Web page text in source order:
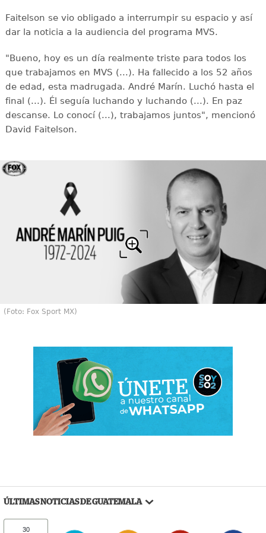
Faitelson se vio obligado a interrumpir su espacio y así
dar la noticia a la audiencia del programa MVS.
"Bueno, hoy es un día realmente triste para todos los
que trabajamos en MVS (...). Ha fallecido a los 52 años
de edad, esta madrugada. André Marín. Luchó hasta el
final (...). Él seguía luchando y luchando (...). En paz
descanse. Lo conocí (...), trabajamos juntos", mencionó
David Faitelson.
(Foto: Fox Sport MX)
ÚLTIMAS NOTICIAS DE GUATEMALA
30